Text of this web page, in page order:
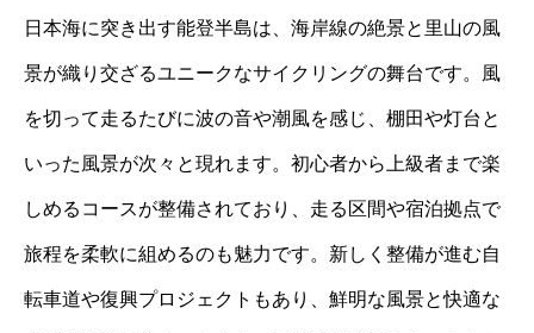
日本海に突き出す能登半島は、海岸線の絶景と里山の風
景が織り交ざるユニークなサイクリングの舞台です。風
を切って走るたびに波の音や潮風を感じ、棚田や灯台と
いった風景が次々と現れます。初心者から上級者まで楽
しめるコースが整備されており、走る区間や宿泊拠点で
旅程を柔軟に組めるのも魅力です。新しく整備が進む自
転車道や復興プロジェクトもあり、鮮明な風景と快適な